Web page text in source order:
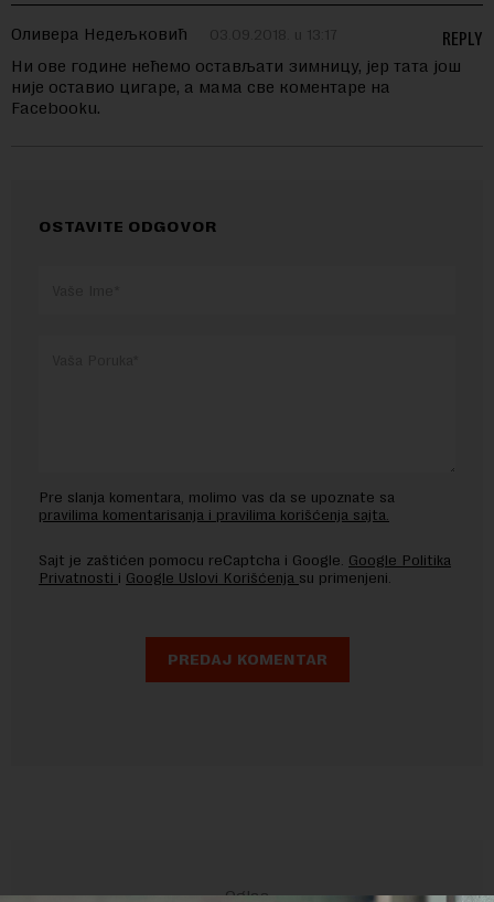
Оливера Недељковић 03.09.2018. u 13:17
Ни ове године нећемо остављати зимницу, јер тата још
није оставио цигаре, а мама све коментаре на
Facebooku.
REPLY
OSTAVITE ODGOVOR
Pre slanja komentara, molimo vas da se upoznate sa
pravilima komentarisanja i pravilima korišćenja sajta.
Sajt je zaštićen pomocu reCaptcha i Google. Google Politika
Privatnosti i Google Uslovi Korišćenja su primenjeni.